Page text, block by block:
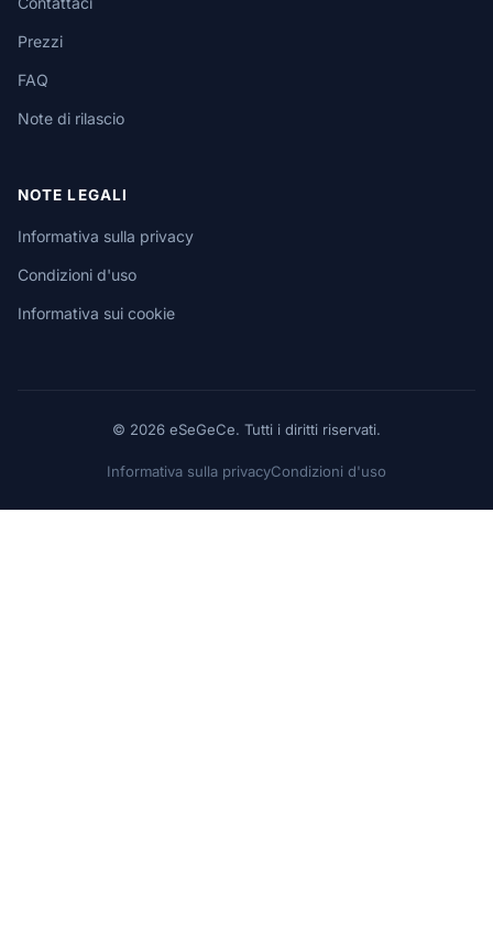
Prezzi
FAQ
Note di rilascio
NOTE LEGALI
Informativa sulla privacy
Condizioni d'uso
Informativa sui cookie
© 2026 eSeGeCe. Tutti i diritti riservati.
Informativa sulla privacyCondizioni d'uso